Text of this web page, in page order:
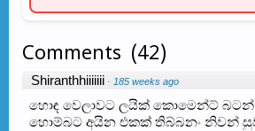
Comments (42)
Shiranthhiiiiiii · 185 weeks ago
හොඳ වෙලාවට ලයික් කොමෙන්ට් බටන්
හොම්බට අයින එකක් තිබ්බනං නිවන්